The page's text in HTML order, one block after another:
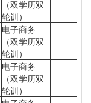
（双学历双
轮训）
电子商务
（双学历双
轮训）
电子商务
（双学历双
轮训）